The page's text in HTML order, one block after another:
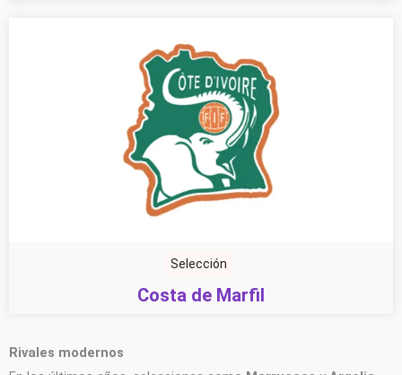
Selección
Costa de Marfil
Rivales modernos